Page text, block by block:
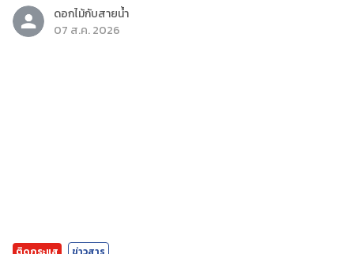
ดอกไม้กับสายน้ำ
07 ส.ค. 2026